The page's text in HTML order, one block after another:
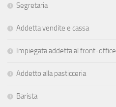
Segretaria
Addetta vendite e cassa
Impiegata addetta al front-office
Addetto alla pasticceria
Barista